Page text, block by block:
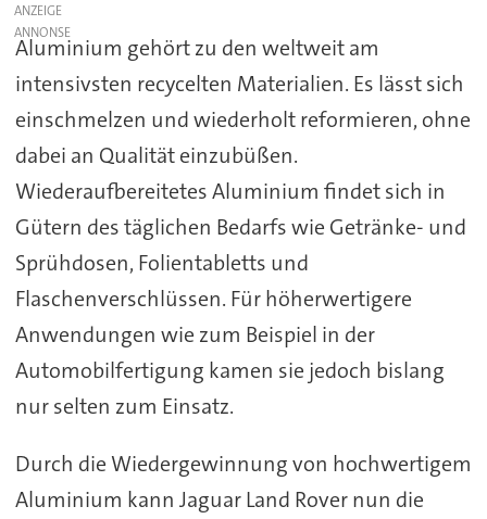
ANZEIGE
Aluminium gehört zu den weltweit am
intensivsten recycelten Materialien. Es lässt sich
einschmelzen und wiederholt reformieren, ohne
dabei an Qualität einzubüßen.
Wiederaufbereitetes Aluminium findet sich in
Gütern des täglichen Bedarfs wie Getränke- und
Sprühdosen, Folientabletts und
Flaschenverschlüssen. Für höherwertigere
Anwendungen wie zum Beispiel in der
Automobilfertigung kamen sie jedoch bislang
nur selten zum Einsatz.
Durch die Wiedergewinnung von hochwertigem
Aluminium kann Jaguar Land Rover nun die